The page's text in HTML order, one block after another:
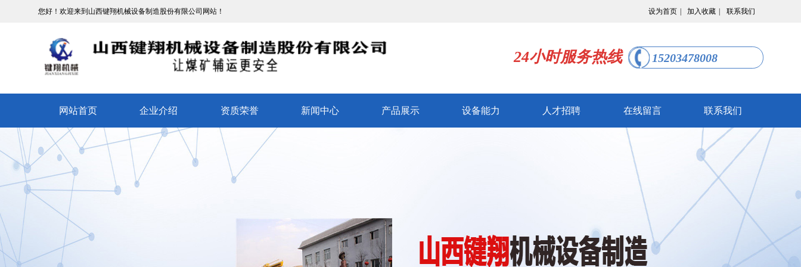
您好！欢迎来到山西键翔机械设备制造股份有限公司网站！ 设为首页 加入收藏 联系我们
24小时服务热线 15203478008
网站首页 企业介绍 资质荣誉 新闻中心 产品展示 设备能力 人才招聘 在线留言 联系我们